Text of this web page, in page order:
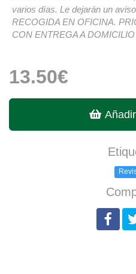
varios días. Le dejarán un
RECOGIDA EN OFICINA.
CON ENTREGA A
13.50€